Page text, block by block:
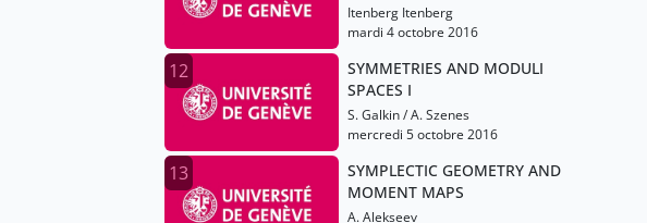
Itenberg Itenberg
mardi 4 octobre 2016
12
SYMMETRIES AND MODULI
SPACES I
S. Galkin / A. Szenes
mercredi 5 octobre 2016
13
SYMPLECTIC GEOMETRY AND
MOMENT MAPS
A. Alekseev